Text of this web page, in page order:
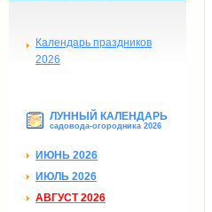
Календарь праздников
2026
ЛУННЫЙ КАЛЕНДАРЬ
садовода-огородника 2026
ИЮНЬ 2026
ИЮЛЬ 2026
АВГУСТ 2026